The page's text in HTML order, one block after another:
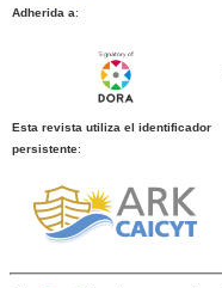
Adherida a:
Esta revista utiliza el identificador
persistente: